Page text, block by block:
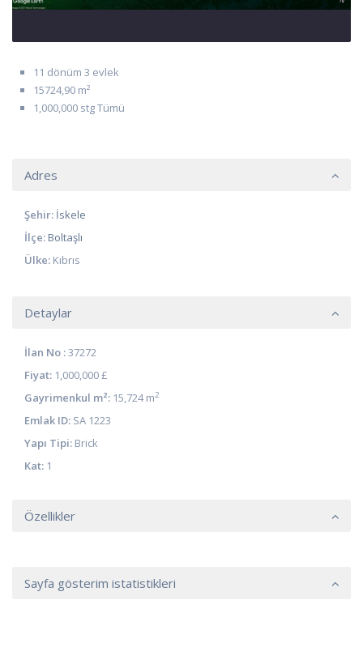
11 dönüm 3 evlek
15724,90 m²
1,000,000 stg Tümü
Adres
Şehir: İskele
İlçe: Boltaşlı
Ülke: Kıbrıs
Detaylar
İlan No :37272
Fiyat: 1,000,000 £
Gayrimenkul m²: 15,724 m2
Emlak ID: SA 1223
Yapı Tipi: Brick
Kat: 1
Özellikler
Sayfa gösterim istatistikleri